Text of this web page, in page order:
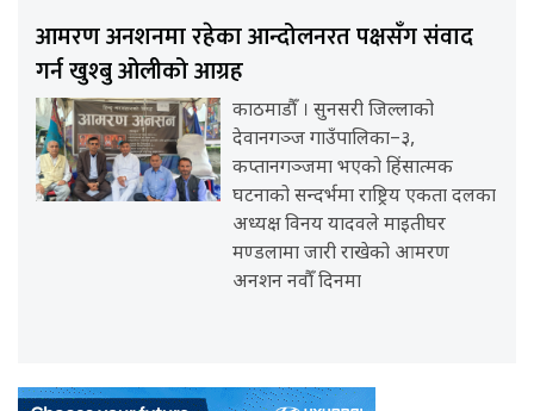
आमरण अनशनमा रहेका आन्दोलनरत पक्षसँग संवाद
गर्न खुश्बु ओलीको आग्रह
काठमाडौँ । सुनसरी जिल्लाको
देवानगञ्ज गाउँपालिका–३,
कप्तानगञ्जमा भएको हिंसात्मक
घटनाको सन्दर्भमा राष्ट्रिय एकता दलका
अध्यक्ष विनय यादवले माइतीघर
मण्डलामा जारी राखेको आमरण
अनशन नवौँ दिनमा